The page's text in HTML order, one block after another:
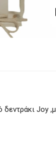
δεντράκι Joy